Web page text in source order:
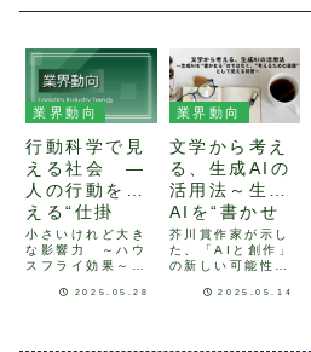
業界動向
行動科学で見
える社会 ―
人の行動を変
える“仕掛
け”とは？ 行
動科学の実例
と社会実装―
小さいけれど大き
な影響力 ～ハウ
スフライ効果～
ハウスフライ効果
2025.05.28
業界動向
文学から考え
る、生成AIの
活用法～生成
AIを“書かせ
る”のではな
く、“考えるた
めの装置”とし
て捉える発想
芥川賞作家が示し
た、「AIと創作」
の新しい可能性
てこの小説を書き
2025.05.14